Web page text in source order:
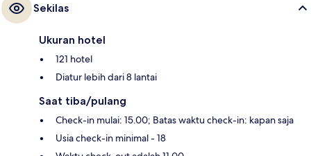
Sekilas
Ukuran hotel
121 hotel
Diatur lebih dari 8 lantai
Saat tiba/pulang
Check-in mulai: 15.00; Batas waktu check-in: kapan saja
Usia check-in minimal - 18